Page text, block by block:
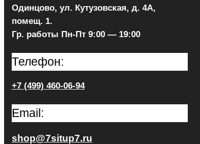
Одинцово, ул. Кутузовская, д. 4А,
помещ. 1.
Гр. работы Пн-Пт 9:00 — 19:00
Телефон:
+7 (499) 460-06-94
Email:
shop@7situp7.ru